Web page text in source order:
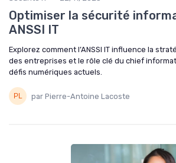
Optimiser la sécurité
ANSSI IT
Explorez comment l’ANSSI IT influence la
des entreprises et le rôle clé du chief
défis numériques actuels.
par Pierre-Antoine Lacoste